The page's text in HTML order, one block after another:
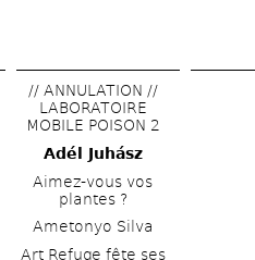
// ANNULATION //
LABORATOIRE
MOBILE POISON 2
Adél Juhász
Aimez-vous vos
plantes ?
Ametonyo Silva
Art Refuge fête ses